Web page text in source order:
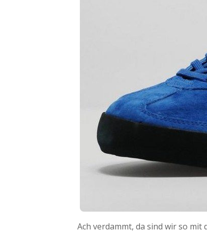
Ach verdammt, da sind wir so mit